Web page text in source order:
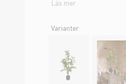
Läs mer
Varianter